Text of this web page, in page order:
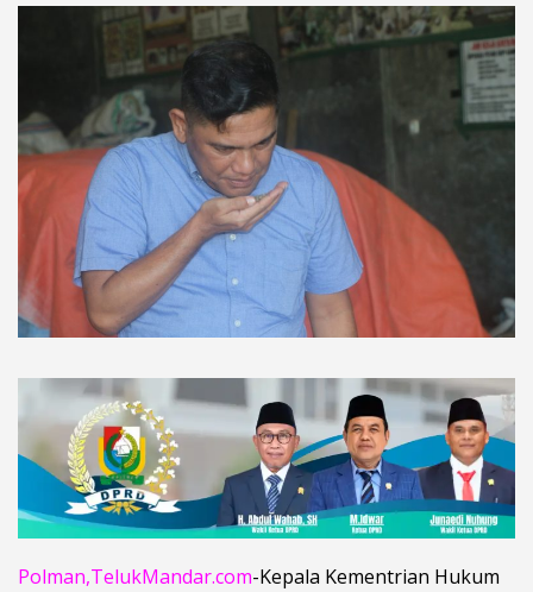
Polman,TelukMandar.com-Kepala Kementrian Hukum